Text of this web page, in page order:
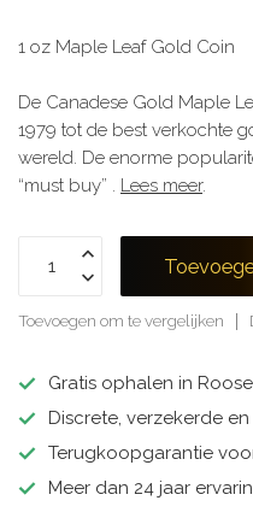
1 oz Maple Leaf Gold Coin
De Canadese Gold Maple
1979 tot de best verkochte
wereld. De enorme
“must buy” . Lees meer.
Toevoegen om te vergelijken
Gratis ophalen in
Discrete, verzekerde
Terugkoopgarantie
Meer dan 24 jaar